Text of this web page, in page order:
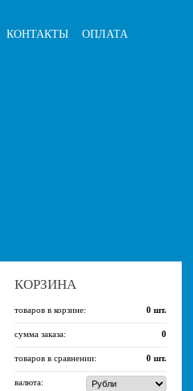
КОНТАКТЫ ОПЛАТА
КОРЗИНА
товаров в корзине: 0 шт.
сумма заказа: 0
товаров в сравнении: 0 шт.
валюта: